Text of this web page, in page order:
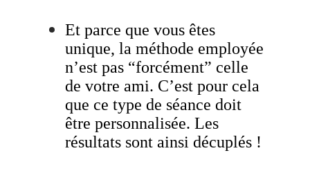
Et parce que vous êtes
unique, la méthode employée
n’est pas “forcément” celle
de votre ami. C’est pour cela
que ce type de séance doit
être personnalisée. Les
résultats sont ainsi décuplés !